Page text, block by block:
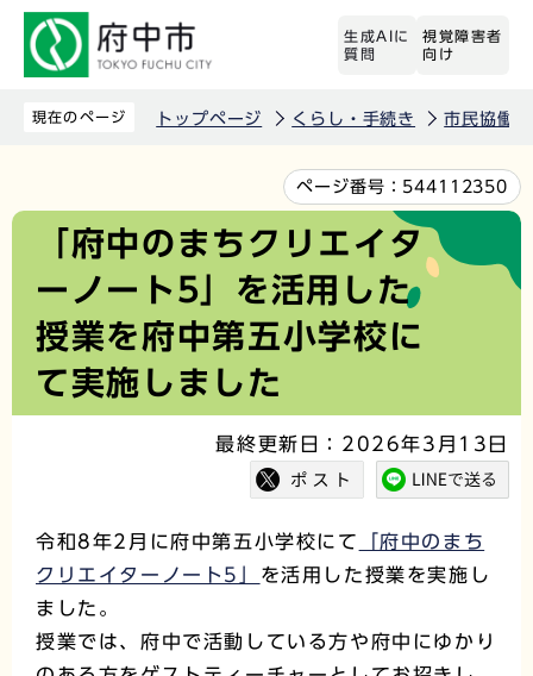
先
生成AIに
質問
視覚障害者
向け
現在のページ トップページ くらし・手続き 市民協働
文
ページ番号： 544112350
「府中のまちクリエイタ
ーノート5」を活用した
授業を府中第五小学校に
て実施しました
最終更新日：2026年3月13日
令和8年2月に府中第五小学校にて
「府中のまち
クリエイターノート5」 を活用した授業を実施し
ました。
授業では、府中で活動している方や府中にゆかり